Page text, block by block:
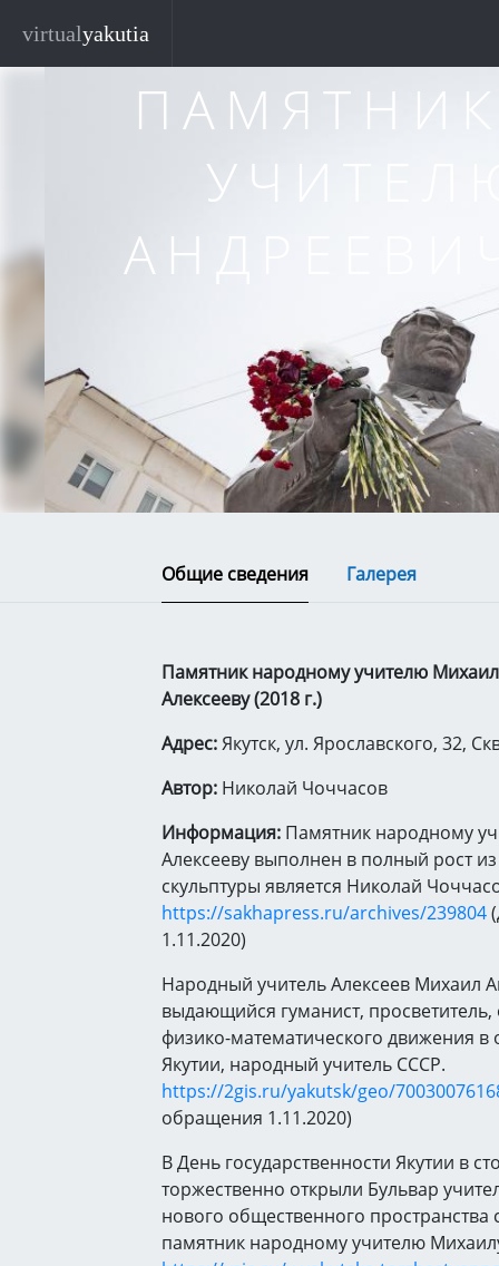
virtualyakutia
Общие сведения Галерея
Памятник народному учителю
Алексееву (2018 г.)
Адрес:Якутск, ул. Ярославского, 32,
Автор: Николай Чоччасов
Информация: Памятник народному
Алексееву выполнен в полный рост
скульптуры является Николай
https://sakhapress.ru/archives/239804
1.11.2020)
Народный учитель Алексеев Михаил
выдающийся гуманист, просветитель,
физико-математического движения в
Якутии, народный учитель СССР.
https://2gis.ru/yakutsk/geo/
обращения 1.11.2020)
В День государственности Якутии в
торжественно открыли Бульвар
нового общественного пространства
памятник народному учителю